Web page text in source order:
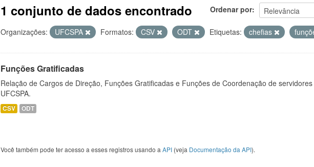
Ordenar por
1 conjunto de dados encontrado
Organizações: UFCSPA Formatos: CSV ODT Etiquetas: chefias
Funções Gratificadas
Relação de Cargos de Direção, Funções Gratificadas e Funções de Coordenação de
UFCSPA.
CSV ODT
Você também pode ter acesso a esses registros usando a API (veja Documentação da API).